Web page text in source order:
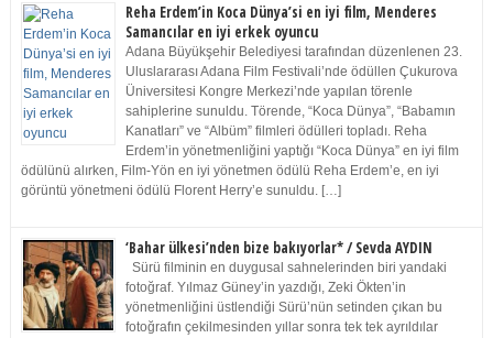
Reha Erdem’in Koca Dünya’si en iyi film, Menderes
Samancılar en iyi erkek oyuncu
Adana Büyükşehir Belediyesi tarafından düzenlenen 23.
Uluslararası Adana Film Festivali’nde ödüllen Çukurova
Üniversitesi Kongre Merkezi’nde yapılan törenle
sahiplerine sunuldu. Törende, “Koca Dünya”, “Babamın
Kanatları” ve “Albüm” filmleri ödülleri topladı. Reha
Erdem’in yönetmenliğini yaptığı “Koca Dünya” en iyi film
ödülünü alırken, Film-Yön en iyi yönetmen ödülü Reha Erdem’e, en iyi
görüntü yönetmeni ödülü Florent Herry’e sunuldu. […]
‘Bahar ülkesi’nden bize bakıyorlar* / Sevda AYDIN
Sürü filminin en duygusal sahnelerinden biri yandaki
fotoğraf. Yılmaz Güney’in yazdığı, Zeki Ökten’in
yönetmenliğini üstlendiği Sürü’nün setinden çıkan bu
fotoğrafın çekilmesinden yıllar sonra tek tek ayrıldılar